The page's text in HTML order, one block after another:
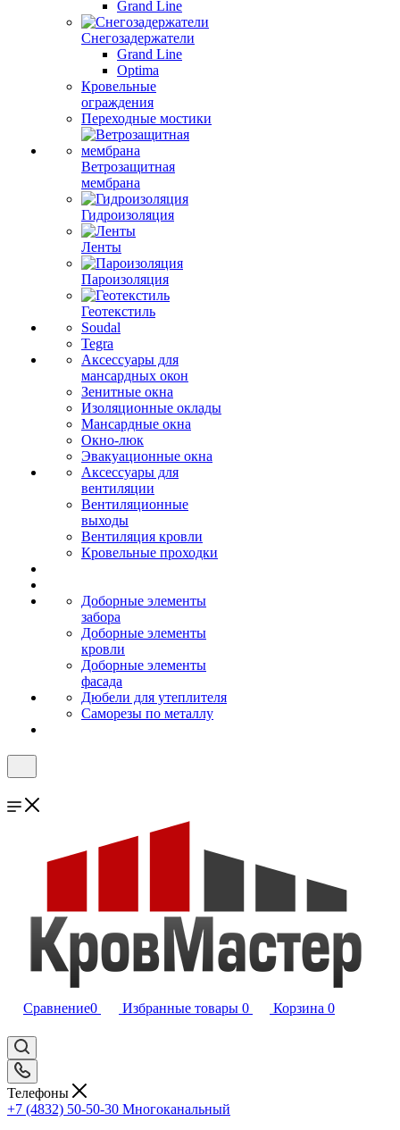
Grand Line
Снегозадержатели
Grand Line
Optima
Кровельные
ограждения
Переходные мостики
Ветрозащитная
мембрана
Гидроизоляция
Ленты
Пароизоляция
Геотекстиль
Soudal
Tegra
Аксессуары для
мансардных окон
Зенитные окна
Изоляционные оклады
Мансардные окна
Окно-люк
Эвакуационные окна
Аксессуары для
вентиляции
Вентиляционные
выходы
Вентиляция кровли
Кровельные проходки
Доборные элементы
забора
Доборные элементы
кровли
Доборные элементы
фасада
Дюбели для утеплителя
Саморезы по металлу
Сравнение0 Избранные товары 0 Корзина 0
Телефоны
+7 (4832) 50-50-30 Многоканальный